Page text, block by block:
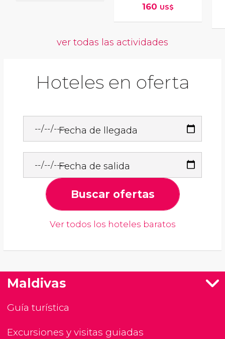
160 US$
ver todas las actividades
Hoteles en oferta
Fecha de llegada
Fecha de salida
Buscar ofertas
Ver todos los hoteles baratos
Maldivas
Guía turística
Excursiones y visitas guiadas